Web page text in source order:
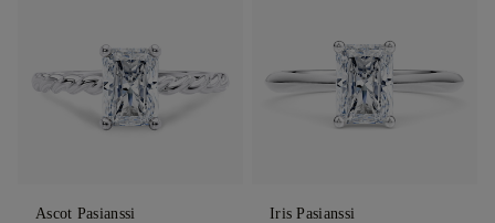
Ascot Pasianssi Iris Pasianssi